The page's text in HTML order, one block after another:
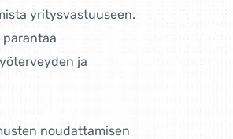
yritysvastuuseen.
ja
noudattamisen